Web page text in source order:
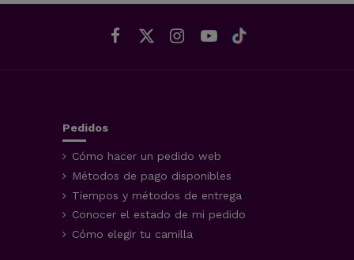
Pedidos
Cómo hacer un pedido web
Métodos de pago disponibles
Tiempos y métodos de entrega
Conocer el estado de mi pedido
Cómo elegir tu camilla